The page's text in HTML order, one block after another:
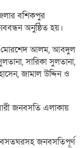
বশিকপুর
অনুষ্ঠিত হয়।
মোরশেদ আলম, আবদুল
সারিকা সুলতানা,
জামাল উদ্দিন ও
জনবসতি এলাকায়
বসতঘরসহ জনবসতিপূর্ণ